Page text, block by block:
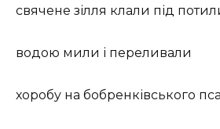
свячене зілля клали під
водою мили і переливали
хоробу на бобренківського